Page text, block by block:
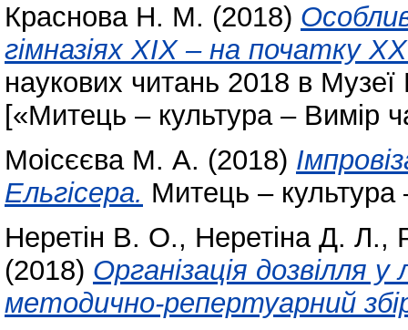
Краснова Н. М. (2018)
гімназіях ХІХ – на початку
наукових читань 2018 в
[«Митець – культура – Вимір
Моісєєва М. А. (2018)
Ельгісера. Митець –
Неретін В. О., Неретіна Д. Л.,
(2018) Організація дозвілля
методично-репертуарний